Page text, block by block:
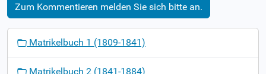
Zum Kommentieren melden Sie sich bitte an.
Matrikelbuch 1 (1809-1841)
Matrikelbuch 2 (1841-1884)